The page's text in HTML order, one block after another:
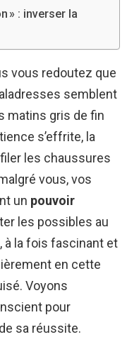
» : inverser la
vous redoutez que
semblent
matins gris de fin
s’effrite, la
les chaussures
vous, vos
un pouvoir
les possibles au
à la fois fascinant et
en cette
Voyons
pour
sa réussite.